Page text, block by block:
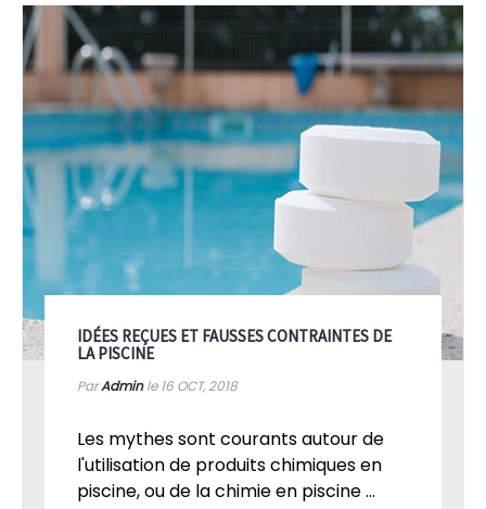
IDÉES REÇUES ET FAUSSES CONTRAINTES DE
LA PISCINE
ParAdminle 16 OCT, 2018
Les mythes sont courants autour de
l'utilisation de produits chimiques en
piscine, ou de la chimie en piscine ...